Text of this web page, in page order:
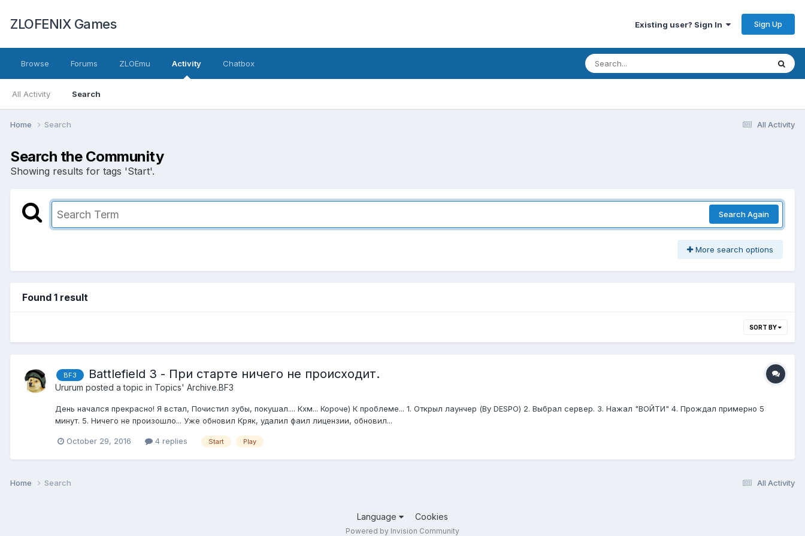
ZLOFENIX Games Existing user? Sign In Sign Up
Browse Forums ZLOEmu Activity
All Activity Search
Chatbox
All Activity
Home Search
Search the Community
Showing results for tags 'Start'.
Search Again
More search options
Found 1 result
SORT BY
BF3 Battlefield 3 - При старте ничего не происходит.
Ururum posted a topic in Topics' Archive.BF3
День начался прекрасно! Я встал, Почистил зубы, покушал.... Кхм... Короче) К проблеме... 1. Открыл лаунчер (By DESPO) 2. Выбрал сервер. 3. Нажал "ВОЙТИ" 4. Прождал примерно 5
минут. 5. Ничего не произошло... Уже обновил Кряк, удалил фаил лицензии, обновил...
October 29, 2016 4 replies Start Play
All Activity
Home Search
Language Cookies
Powered by Invision Community